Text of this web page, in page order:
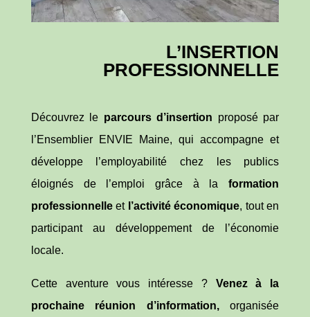
L’INSERTION
PROFESSIONNELLE
Découvrez le parcours d’insertion proposé par
l’Ensemblier ENVIE Maine, qui accompagne et
développe l’employabilité chez les publics
éloignés de l’emploi grâce à laformation
professionnelleet l’activité économique, tout en
participant au développement de l’économie
locale.
Cette aventure vous intéresse ?
Venez à la
prochaine réunion d’information,organisée